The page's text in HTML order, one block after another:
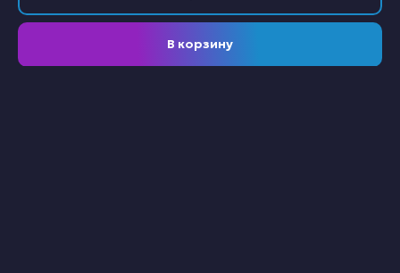
В корзину